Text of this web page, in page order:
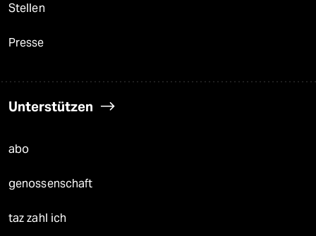
Stellen
Presse
Unterstützen
abo
genossenschaft
taz zahl ich